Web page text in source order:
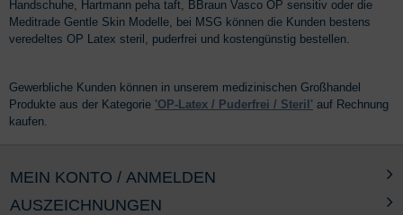
Handschuhe, Hartmann peha taft, BBraun Vasco OP sensitiv oder die
Meditrade Gentle Skin Modelle, bei MSG können die Kunden bestens
veredeltes OP Latex steril, puderfrei und kostengünstig bestellen.
Gewerbliche Kunden können in unserem medizinischen Großhandel
Produkte aus der Kategorie 'OP-Latex / Puderfrei / Steril' auf Rechnung
kaufen.
AUSZEICHNUNGEN
MEIN KONTO / ANMELDEN